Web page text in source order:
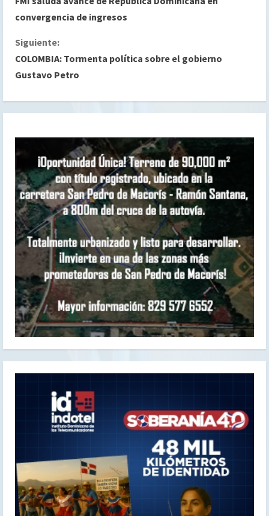
i
g
u
l
e
y
e
n
d
convergencia de ingresos
Siguiente:
COLOMBIA: Tormenta política sobre el gobierno
Gustavo Petro